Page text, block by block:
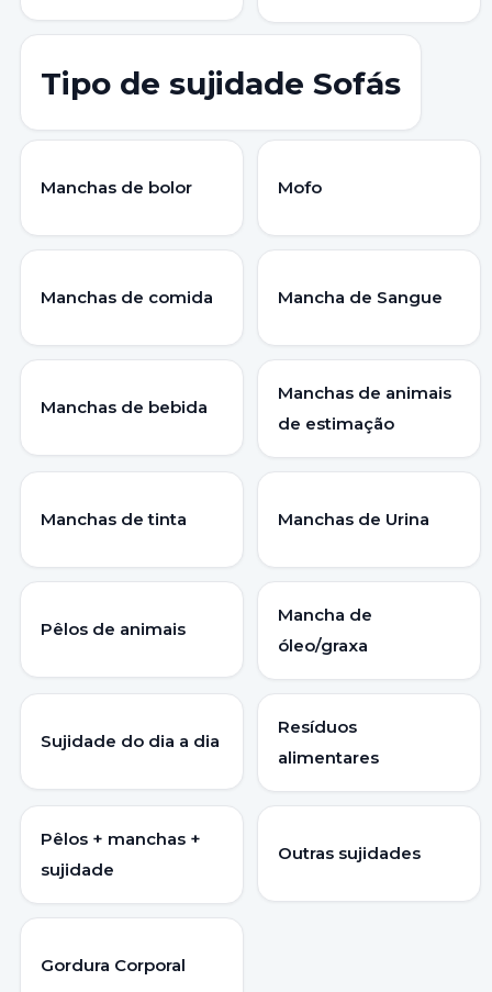
Tipo de sujidade Sofás
Manchas de bolor Mofo
Manchas de comida Mancha de Sangue
Manchas de bebida
Manchas de animais
de estimação
Manchas de tinta Manchas de Urina
Pêlos de animais
Mancha de
óleo/graxa
Sujidade do dia a dia
Resíduos
alimentares
Pêlos + manchas +
sujidade
Outras sujidades
Gordura Corporal